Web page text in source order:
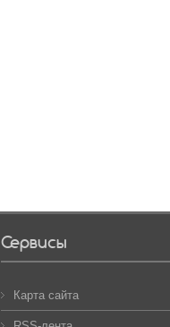
Сервисы
Карта сайта